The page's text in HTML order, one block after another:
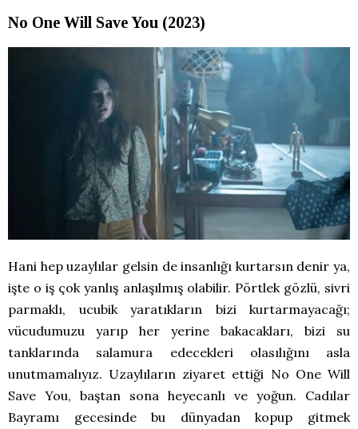
No One Will Save You (2023)
Hani hep uzaylılar gelsin de insanlığı kurtarsın denir ya,
işte o iş çok yanlış anlaşılmış olabilir. Pörtlek gözlü, sivri
parmaklı, ucubik yaratıkların bizi kurtarmayacağı;
vücudumuzu yarıp her yerine bakacakları, bizi su
tanklarında salamura edecekleri olasılığını asla
unutmamalıyız. Uzaylıların ziyaret ettiği No One Will
Save You, baştan sona heyecanlı ve yoğun. Cadılar
Bayramı gecesinde bu dünyadan kopup gitmek